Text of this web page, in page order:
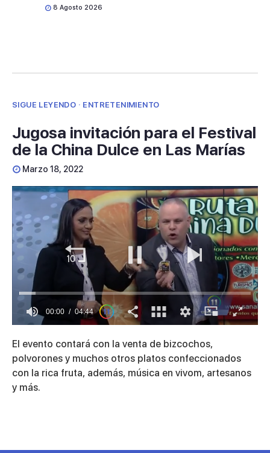
8 Agosto 2026
SIGUE LEYENDO · ENTRETENIMIENTO
Jugosa invitación para el Festival
de la China Dulce en Las Marías
Marzo 18, 2022
seconds
of
4
minutes,
44
seconds
00:01 04:44
El evento contará con la venta de bizcochos,
polvorones y muchos otros platos confeccionados
con la rica fruta, además, música en vivom, artesanos
y más.